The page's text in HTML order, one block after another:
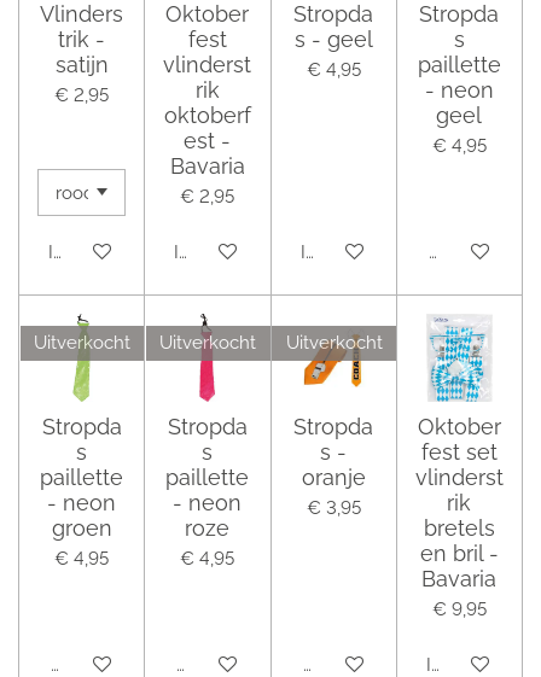
Vlinders
trik -
satijn
€ 2,95
In winkelwagen
Oktober
fest
vlinderst
rik
oktoberf
est -
Bavaria
€ 2,95
In winkelwagen
Stropda
s - geel
€ 4,95
In winkelwagen
Stropda
s
paillette
- neon
geel
€ 4,95
Houd mij op
Uitverkocht
Stropda
s
paillette
- neon
groen
€ 4,95
Houd mij op de hoogte
Uitverkocht
Stropda
s
paillette
- neon
roze
€ 4,95
Houd mij op de hoogte
Uitverkocht
Stropda
s -
oranje
€ 3,95
Houd mij op de hoogte
Oktober
fest set
vlinderst
rik
bretels
en bril -
Bavaria
€ 9,95
In